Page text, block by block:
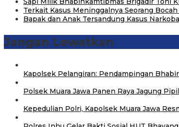
Terkait Kasus Meninggalnya Seorang
Bapak dan Anak Tersandung Kasus
Jangan Lewatkan
Kapolsek Pelangiran: Pendampingan
Polsek Muara Jawa Panen Raya Jagung
Kepedulian Polri, Kapolsek Muara Jawa